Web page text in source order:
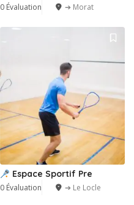
0 Évaluation ➔ Morat
Espace Sportif Pre
0 Évaluation ➔ Le Locle